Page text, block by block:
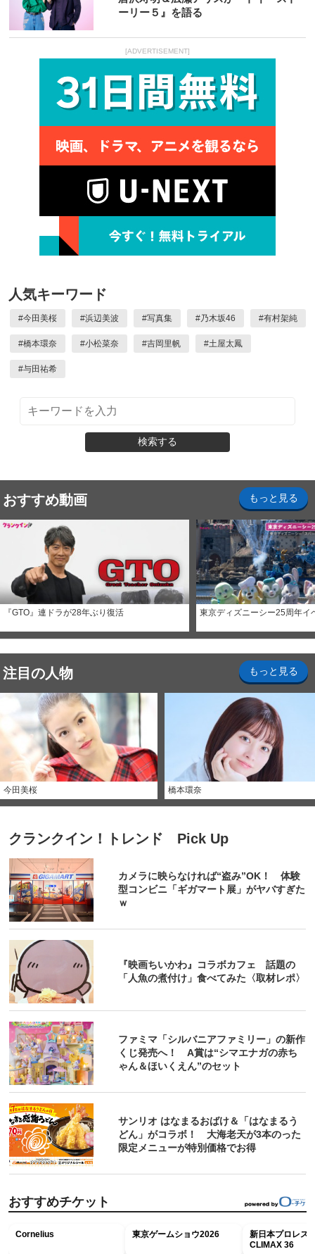
ーリー５』を語る
[ADVERTISEMENT]
人気キーワード
#今田美桜 #浜辺美波 #写真集 #乃木坂46 #有村架純
#橋本環奈 #小松菜奈 #吉岡里帆 #土屋太鳳
#与田祐希
検索する
おすすめ動画 もっと見る
『GTO』連ドラが28年ぶり復活 東京ディズニーシー25周年イ
注目の人物 もっと見る
今田美桜 橋本環奈
クランクイン！トレンド Pick Up
カメラに映らなければ“盗み”OK！ 体験
型コンビニ「ギガマート展」がヤバすぎた
ｗ
『映画ちいかわ』コラボカフェ 話題の
「人魚の煮付け」食べてみた〈取材レポ〉
ファミマ「シルバニアファミリー」の新作
くじ発売へ！ A賞は“シマエナガの赤ち
ゃん＆ほいくえん”のセット
サンリオ はなまるおばけ＆「はなまるう
どん」がコラボ！ 大海老天が3本のった
限定メニューが特別価格でお得
おすすめチケット
Cornelius 東京ゲームショウ2026
新日本プロレス
CLIMAX 36